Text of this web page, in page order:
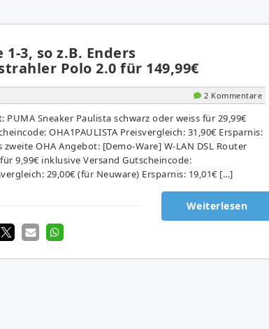
3, so z.B. Enders
Polo 2.0 für 149,99€
2 Kommentare
PUMA Sneaker Paulista schwarz oder weiss für 29,99€
OHA1PAULISTA Preisvergleich: 31,90€ Ersparnis:
zweite OHA Angebot: [Demo-Ware] W-LAN DSL Router
9,99€ inklusive Versand Gutscheincode:
29,00€ (für Neuware) Ersparnis: 19,01€ […]
Weiterlesen